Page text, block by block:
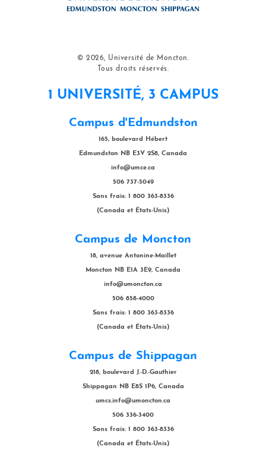
© 2026, Université de Moncton.
Tous droits réservés.
1 UNIVERSITÉ, 3 CAMPUS
Campus d'Edmundston
165, boulevard Hébert
Edmundston NB E3V 2S8, Canada
info@umce.ca
506 737-5049
Sans frais: 1 800 363-8336
(Canada et États-Unis)
Campus de Moncton
18, avenue Antonine-Maillet
Moncton NB E1A 3E9, Canada
info@umoncton.ca
506 858-4000
Sans frais: 1 800 363-8336
(Canada et États-Unis)
Campus de Shippagan
218, boulevard J.-D.-Gauthier
Shippagan NB E8S 1P6, Canada
umcs.info@umoncton.ca
506 336-3400
Sans frais: 1 800 363-8336
(Canada et États-Unis)